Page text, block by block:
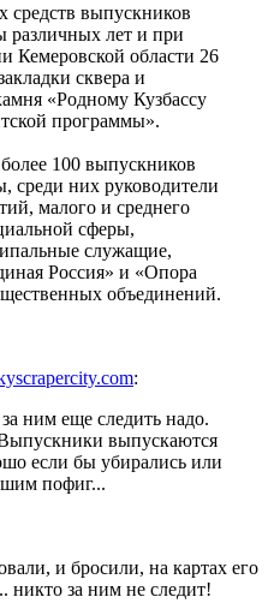
средств выпускников
различных лет и при
Кемеровской области 26
сквера и
«Родному Кузбассу
программы».
100 выпускников
среди них руководители
малого и среднего
сферы,
служащие,
Россия» и «Опора
объединений.
:
ним еще следить надо.
выпускаются
если бы убирались или
пофиг...
и бросили, на картах его
никто за ним не следит!